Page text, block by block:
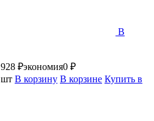
В
₽экономия0 ₽
шт В корзину В корзине Купить в